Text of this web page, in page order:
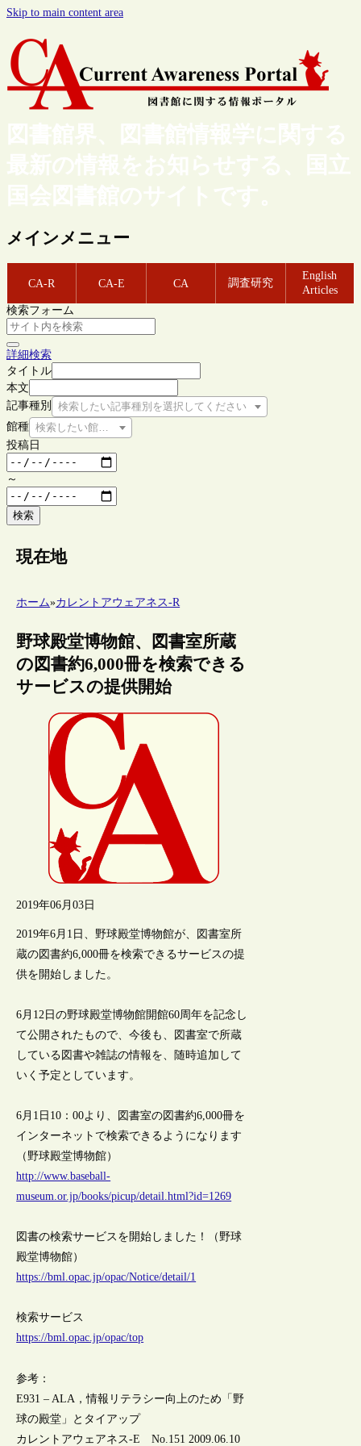
Skip to main content area
図書館界、図書館情報学に関する
最新の情報をお知らせする、国立
国会図書館のサイトです。
メインメニュー
CA-R CA-E CA 調査研究
English
Articles
検索フォーム
詳細検索
タイトル
本文
記事種別
検索したい記事種別を選択してください
館種 検索したい館種を選択してください
投稿日
～
検索
現在地
ホーム»カレントアウェアネス-R
野球殿堂博物館、図書室所蔵
の図書約6,000冊を検索できる
サービスの提供開始
2019年06月03日
2019年6月1日、野球殿堂博物館が、図書室所
蔵の図書約6,000冊を検索できるサービスの提
供を開始しました。
6月12日の野球殿堂博物館開館60周年を記念し
て公開されたもので、今後も、図書室で所蔵
している図書や雑誌の情報を、随時追加して
いく予定としています。
6月1日10：00より、図書室の図書約6,000冊を
インターネットで検索できるようになります
（野球殿堂博物館）
http://www.baseball-
museum.or.jp/books/picup/detail.html?id=1269
図書の検索サービスを開始しました！（野球
殿堂博物館）
https://bml.opac.jp/opac/Notice/detail/1
検索サービス
https://bml.opac.jp/opac/top
参考：
E931 – ALA，情報リテラシー向上のため「野
球の殿堂」とタイアップ
カレントアウェアネス-E No.151 2009.06.10